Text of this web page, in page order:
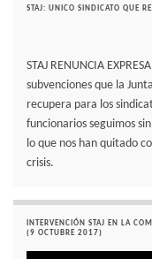
STAJ: UNICO SINDICATO QUE
STAJ RENUNCIA
subvenciones que la
recupera para los
funcionarios seguimos
lo que nos han quitado
crisis.
INTERVENCIÓN STAJ EN LA
(9 OCTUBRE 2017)